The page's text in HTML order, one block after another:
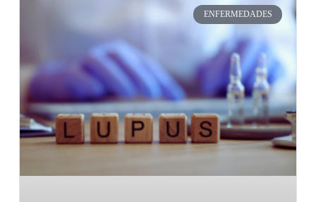
ENFERMEDADES